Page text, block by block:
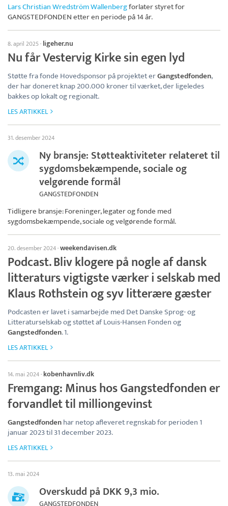
Lars Christian Wredström Wallenbergforlater styret for
GANGSTEDFONDENetter en periode på 14 år.
8. april 2025· ligeher.nu
Nu får Vestervig Kirke sin egen lyd
Støtte fra fonde Hovedsponsor på projektet erGangstedfonden,
der har doneret knap 200.000 kroner til værket, der ligeledes
bakkes op lokalt og regionalt.
LES ARTIKKEL
31. desember 2024
Ny bransje: Støtteaktiviteter relateret til
sygdomsbekæmpende, sociale og
velgørende formål
GANGSTEDFONDEN
Tidligere bransje: Foreninger, legater og fonde med
sygdomsbekæmpende, sociale og velgørende formål.
20. desember 2024·weekendavisen.dk
Podcast. Bliv klogere på nogle af dansk
litteraturs vigtigste værker i selskab med
Klaus Rothstein og syv litterære gæster
Podcasten er lavet i samarbejde med Det Danske Sprog- og
Litteraturselskab og støttet af Louis-Hansen Fonden og
Gangstedfonden. 1.
LES ARTIKKEL
14. mai 2024· kobenhavnliv.dk
Fremgang: Minus hos Gangstedfonden er
forvandlet til milliongevinst
Gangstedfondenhar netop afleveret regnskab for perioden 1
januar 2023 til 31 december 2023.
LES ARTIKKEL
13. mai 2024
Overskudd på DKK 9,3 mio.